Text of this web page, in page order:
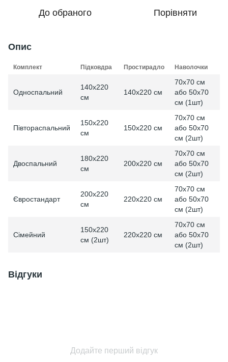
До обраного Порівняти
Опис
Комплект Підковдра Простирадло Наволочки
Односпальний
140x220
см
140x220 см
70x70 см
або 50x70
см (1шт)
Півтораспальний
150x220
см
150x220 см
70x70 см
або 50x70
см (2шт)
Двоспальний
180x220
см
200x220 см
70x70 см
або 50x70
см (2шт)
Євростандарт
200x220
см
220x220 см
70x70 см
або 50x70
см (2шт)
Сімейний
150x220
см (2шт)
220x220 см
70x70 см
або 50x70
см (2шт)
Відгуки
Додайте перший відгук